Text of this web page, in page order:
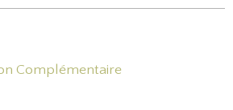
Complémentaire